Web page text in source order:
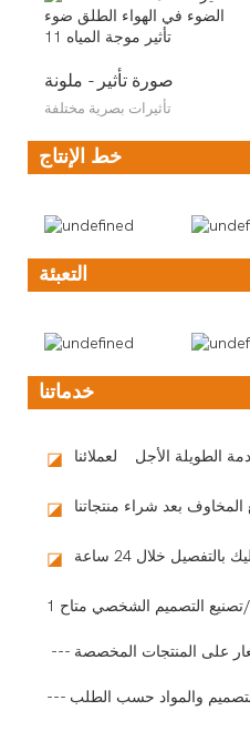
صورة تأثير - ملونة
تأثيرات بصرية مختلفة
خط الإنتاج
التعبئة
خدماتنا
◪
◪
◪
تصنيع التصميم الشخصي متاح
على المنتجات المخصصة
التصميم والمواد حسب الطلب